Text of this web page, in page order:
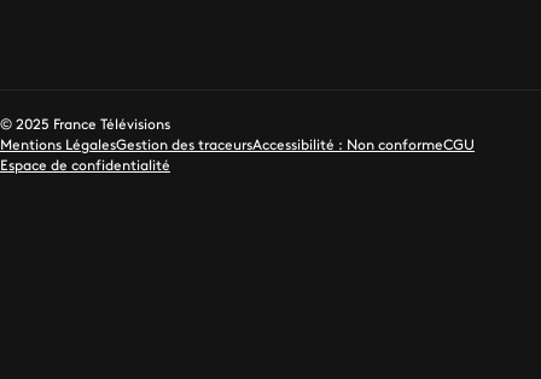
© 2025 France Télévisions
Mentions LégalesGestion des traceursAccessibilité : Non conformeCGU
Espace de confidentialité